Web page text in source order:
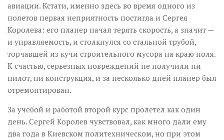
авиации. Кстати, именно здесь во время одного из
полетов первая неприятность постигла и Сергея
Королева: его планер начал терять скорость, а значит —
и управляемость, и столкнулся со стальной трубой,
торчавшей из кучи строительного мусора на краю поля.
К счастью, серьезных повреждений не получили ни
пилот, ни конструкция, и за несколько дней планер был
отремонтирован.
За учебой и работой второй курс пролетел как один
день. Сергей Королев чувствовал, как много дали ему
два года в Киевском политехническом, но при этом